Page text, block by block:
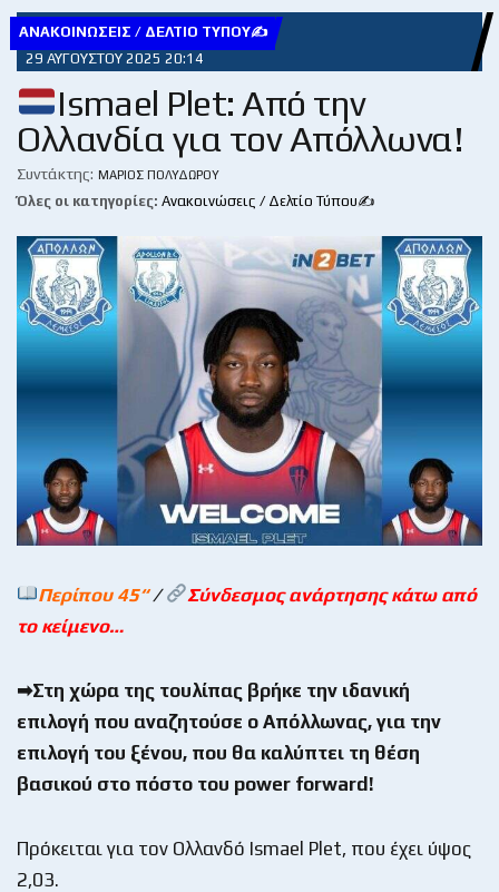
ΑΝΑΚΟΙΝΏΣΕΙΣ / ΔΕΛΤΊΟ ΤΎΠΟΥ✍
29 ΑΥΓΟΎΣΤΟΥ 2025 20:14
Ismael Plet: Από την
Ολλανδία για τον Απόλλωνα!
Συντάκτης: ΜΆΡΙΟΣ ΠΟΛΥΔΏΡΟΥ
Όλες οι κατηγορίες: Ανακοινώσεις / Δελτίο Τύπου✍
Περίπου 45“/
Σύνδεσμος ανάρτησης κάτω από
το κείμενο…
➡Στη χώρα της τουλίπας βρήκε την ιδανική
επιλογή που αναζητούσε ο Απόλλωνας, για την
επιλογή του ξένου, που θα καλύπτει τη θέση
βασικού στο πόστο του power forward!
Πρόκειται για τον Ολλανδό Ismael Plet, που έχει ύψος
2,03.